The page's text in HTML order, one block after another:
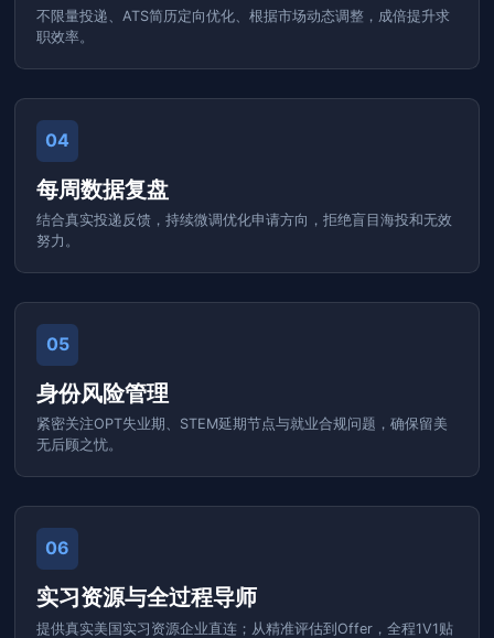
不限量投递、ATS简历定向优化、根据市场动态调整，成倍提升求
职效率。
04
每周数据复盘
结合真实投递反馈，持续微调优化申请方向，拒绝盲目海投和无效
努力。
05
身份风险管理
紧密关注OPT失业期、STEM延期节点与就业合规问题，确保留美
无后顾之忧。
06
实习资源与全过程导师
提供真实美国实习资源企业直连；从精准评估到Offer，全程1V1贴